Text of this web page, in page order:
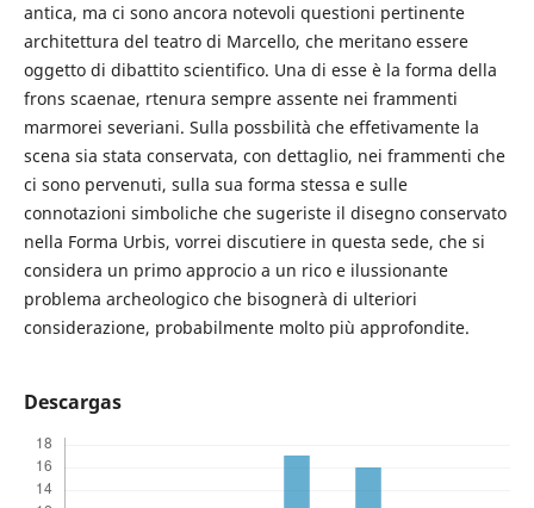
antica, ma ci sono ancora notevoli questioni pertinente
architettura del teatro di Marcello, che meritano essere
oggetto di dibattito scientifico. Una di esse è la forma della
frons scaenae, rtenura sempre assente nei frammenti
marmorei severiani. Sulla possbilità che effetivamente la
scena sia stata conservata, con dettaglio, nei frammenti che
ci sono pervenuti, sulla sua forma stessa e sulle
connotazioni simboliche che sugeriste il disegno conservato
nella Forma Urbis, vorrei discutiere in questa sede, che si
considera un primo approcio a un rico e ilussionante
problema archeologico che bisognerà di ulteriori
considerazione, probabilmente molto più approfondite.
Descargas